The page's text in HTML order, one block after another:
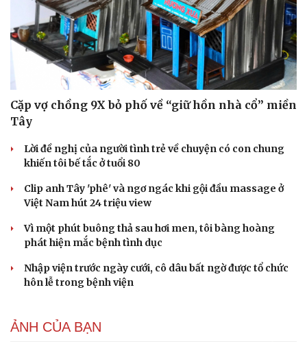
Tư vấn
Săn Tour
Câu chuyện thời sự
Cặp vợ chồng 9X bỏ phố về “giữ hồn nhà cổ” miền
Tây
Lời đề nghị của người tình trẻ về chuyện có con chung
khiến tôi bế tắc ở tuổi 80
Clip anh Tây 'phê' và ngơ ngác khi gội đầu massage ở
Việt Nam hút 24 triệu view
Vì một phút buông thả sau hơi men, tôi bàng hoàng
phát hiện mắc bệnh tình dục
Nhập viện trước ngày cưới, cô dâu bất ngờ được tổ chức
hôn lễ trong bệnh viện
ẢNH CỦA BẠN